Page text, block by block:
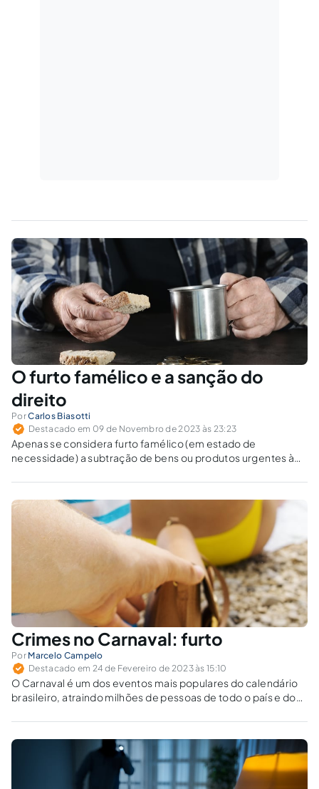
O furto famélico e a sanção do
direito
PorCarlos Biasotti
Destacado em 09 de Novembro de 2023 às 23:23
Apenas se considera furto famélico (em estado de
necessidade) a subtração de bens ou produtos urgentes à
extremamente grave.
Crimes no Carnaval: furto
Por Marcelo Campelo
Destacado em 24 de Fevereiro de 2023 às 15:10
O Carnaval é um dos eventos mais populares do calendário
brasileiro, atraindo milhões de pessoas de todo o país e do
nas ruas, também é comum que ocorram crimes, como
furtos....